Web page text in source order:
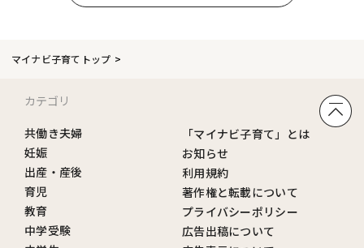
マイナビ子育てトップ
カテゴリ
共働き夫婦
妊娠
出産・産後
育児
教育
中学受験
「マイナビ子育て」とは
お知らせ
利用規約
著作権と転載について
プライバシーポリシー
広告出稿について